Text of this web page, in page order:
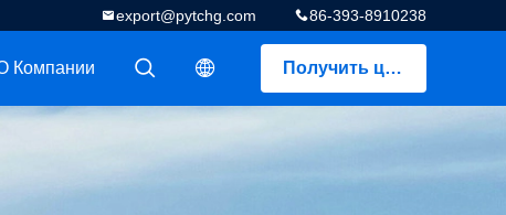
86-393-8910238
export@pytchg.com
Получить цитату
Компании